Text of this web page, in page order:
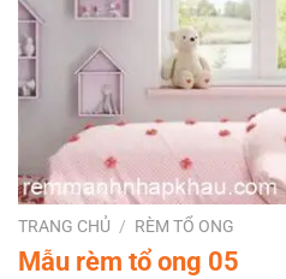
TRANG CHỦ / RÈM TỔ ONG
Mẫu rèm tổ ong 05